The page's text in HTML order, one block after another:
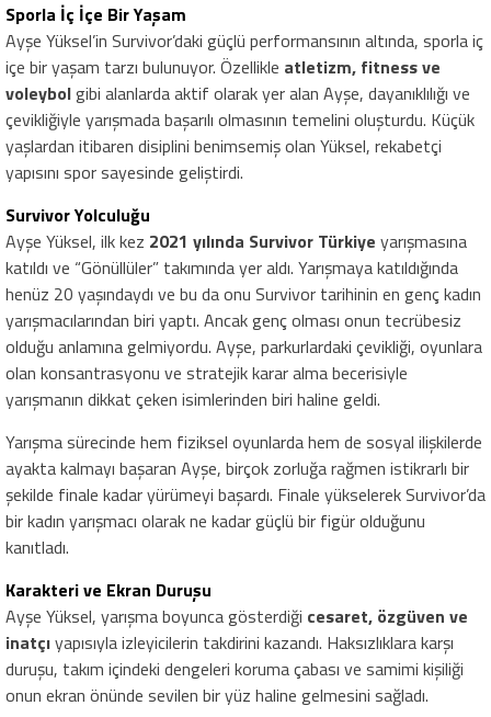
Sporla İç İçe Bir Yaşam
Ayşe Yüksel’in Survivor’daki güçlü performansının altında, sporla iç
içe bir yaşam tarzı bulunuyor. Özellikle atletizm, fitness ve
voleybolgibi alanlarda aktif olarak yer alan Ayşe, dayanıklılığı ve
çevikliğiyle yarışmada başarılı olmasının temelini oluşturdu. Küçük
yaşlardan itibaren disiplini benimsemiş olan Yüksel, rekabetçi
yapısını spor sayesinde geliştirdi.
Survivor Yolculuğu
Ayşe Yüksel, ilk kez 2021 yılında Survivor Türkiye yarışmasına
katıldı ve “Gönüllüler” takımında yer aldı. Yarışmaya katıldığında
henüz 20 yaşındaydı ve bu da onu Survivor tarihinin en genç kadın
yarışmacılarından biri yaptı. Ancak genç olması onun tecrübesiz
olduğu anlamına gelmiyordu. Ayşe, parkurlardaki çevikliği, oyunlara
olan konsantrasyonu ve stratejik karar alma becerisiyle
yarışmanın dikkat çeken isimlerinden biri haline geldi.
Yarışma sürecinde hem fiziksel oyunlarda hem de sosyal ilişkilerde
ayakta kalmayı başaran Ayşe, birçok zorluğa rağmen istikrarlı bir
şekilde finale kadar yürümeyi başardı. Finale yükselerek Survivor’da
bir kadın yarışmacı olarak ne kadar güçlü bir figür olduğunu
kanıtladı.
Karakteri ve Ekran Duruşu
Ayşe Yüksel, yarışma boyunca gösterdiği cesaret, özgüven ve
inatçıyapısıyla izleyicilerin takdirini kazandı. Haksızlıklara karşı
duruşu, takım içindeki dengeleri koruma çabası ve samimi kişiliği
onun ekran önünde sevilen bir yüz haline gelmesini sağladı.